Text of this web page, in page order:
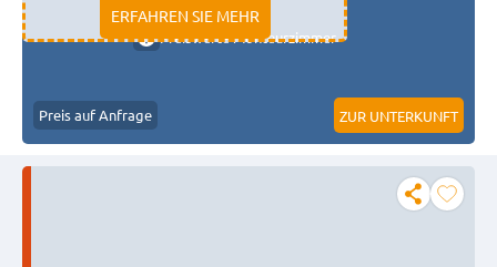
ERFAHREN SIE MEHR
11333 fulda
Preiswerte Monteurzimmer
Preis auf Anfrage ZUR UNTERKUNFT